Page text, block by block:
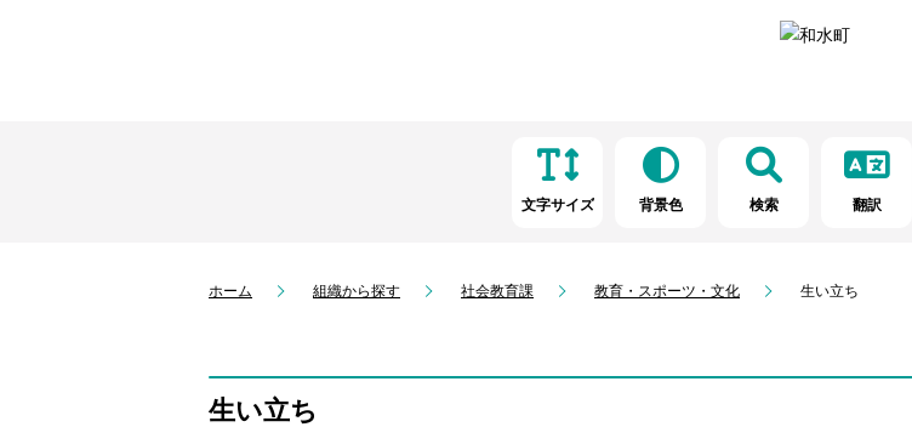
文字サイズ 背景色 検索 翻訳
ホーム 組織から探す 社会教育課 教育・スポーツ・文化 生い立ち
生い立ち